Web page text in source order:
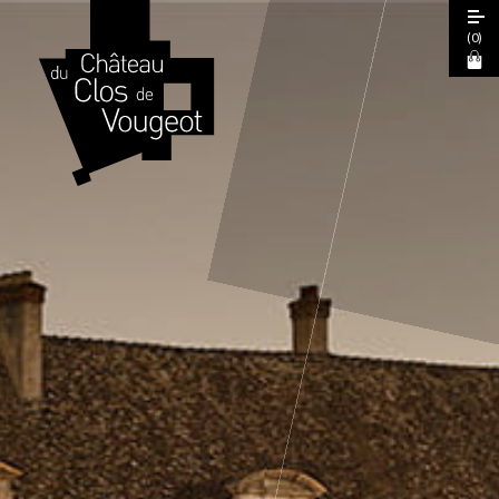
Journées Européennes du Patrimoine
Visite Libre
Expérience Sensorielle Cœur de Climats
(0)